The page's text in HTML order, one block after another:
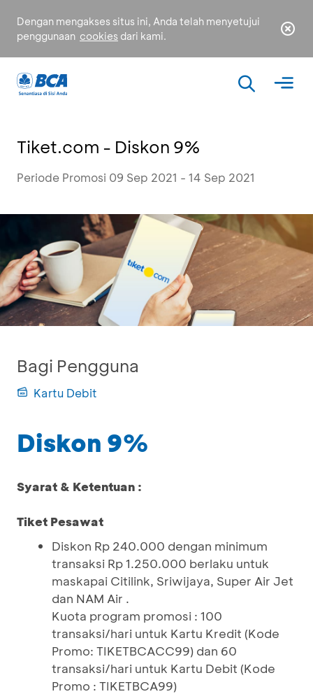
Dengan mengakses situs ini, Anda telah menyetujui
penggunaan cookies dari kami.
Tiket.com - Diskon 9%
Periode Promosi 09 Sep 2021 - 14 Sep 2021
Bagi Pengguna
Kartu Debit
Diskon 9%
Syarat & Ketentuan :
Tiket Pesawat
Diskon Rp 240.000 dengan minimum
transaksi Rp 1.250.000 berlaku untuk
maskapai Citilink, Sriwijaya, Super Air Jet
dan NAM Air .
Kuota program promosi : 100
transaksi/hari untuk Kartu Kredit (Kode
Promo: TIKETBCACC99) dan 60
transaksi/hari untuk Kartu Debit (Kode
Promo : TIKETBCA99)